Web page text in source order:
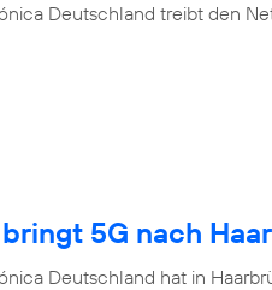
Deutschland treibt den
5G nach
Deutschland hat in